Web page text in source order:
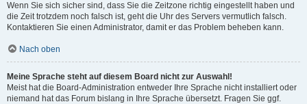
Wenn Sie sich sicher sind, dass Sie die Zeitzone richtig eingestellt haben und
die Zeit trotzdem noch falsch ist, geht die Uhr des Servers vermutlich falsch.
Kontaktieren Sie einen Administrator, damit er das Problem beheben kann.
Nach oben
Meine Sprache steht auf diesem Board nicht zur Auswahl!
Meist hat die Board-Administration entweder Ihre Sprache nicht installiert oder
niemand hat das Forum bislang in Ihre Sprache übersetzt. Fragen Sie ggf.